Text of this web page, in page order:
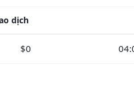
dịch
$0